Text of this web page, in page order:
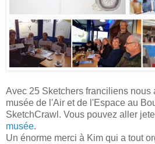
Avec 25 Sketchers franciliens nous
musée de l'Air et de l'Espace au
SketchCrawl. Vous pouvez aller
musée.
Un énorme merci à Kim qui a tout